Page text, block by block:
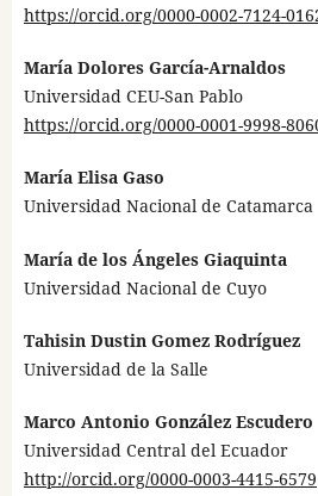
https://orcid.org/0000-0002-7124-
María Dolores García-Arnaldos
Universidad CEU-San Pablo
https://orcid.org/0000-0001-9998-
María Elisa Gaso
Universidad Nacional de Catamarca
María de los Ángeles Giaquinta
Universidad Nacional de Cuyo
Tahisin Dustin Gomez Rodríguez
Universidad de la Salle
Marco Antonio González Escudero
Universidad Central del Ecuador
http://orcid.org/0000-0003-4415-6579